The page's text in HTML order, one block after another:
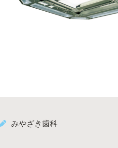
みやざき歯科